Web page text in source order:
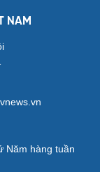
NAM
Năm hàng tuần